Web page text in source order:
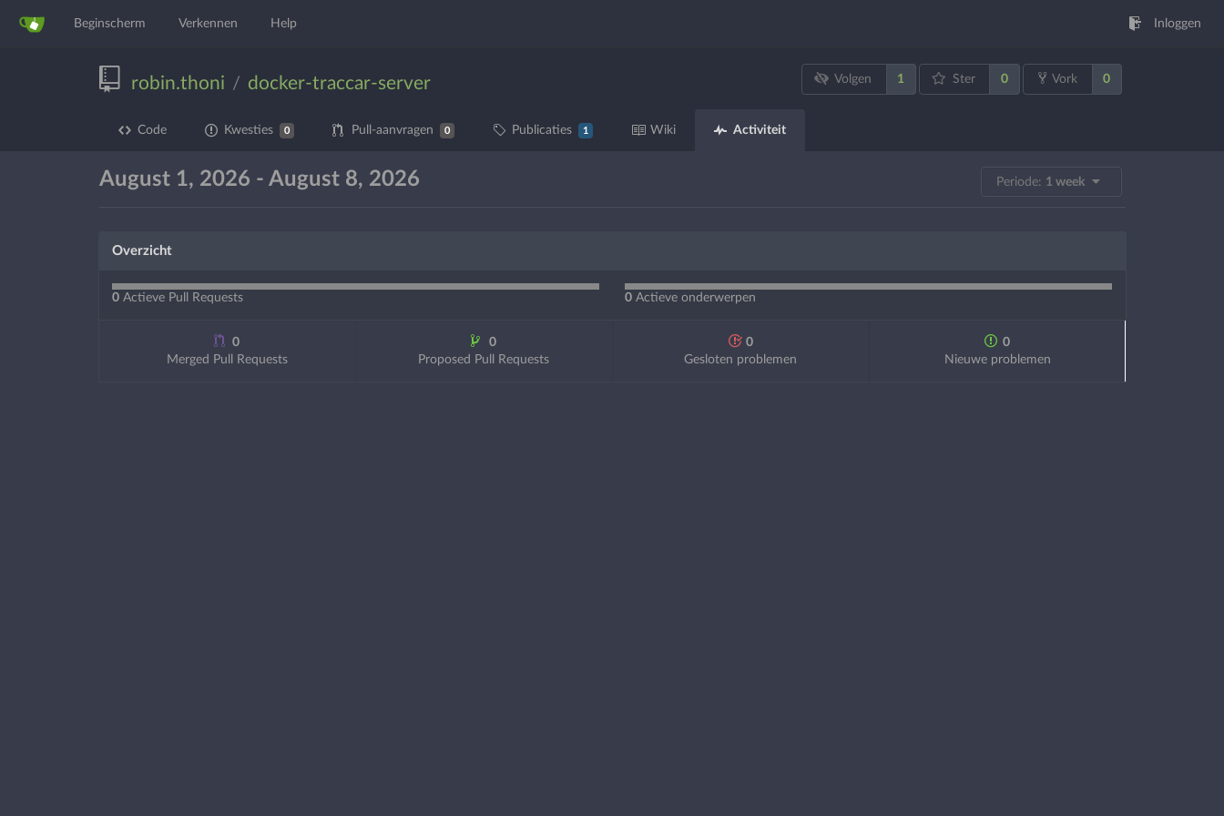
Beginscherm Verkennen Help Inloggen
robin.thoni / docker-traccar-server Volgen 1 Ster 0 Vork 0
Code Kwesties 0 Pull-aanvragen 0 Publicaties 1 Wiki Activiteit
August 1, 2026 - August 8, 2026 Periode: 1 week
Overzicht
0Actieve Pull Requests 0 Actieve onderwerpen
0
Merged Pull Requests
0
Proposed Pull Requests
0
Gesloten problemen
0
Nieuwe problemen